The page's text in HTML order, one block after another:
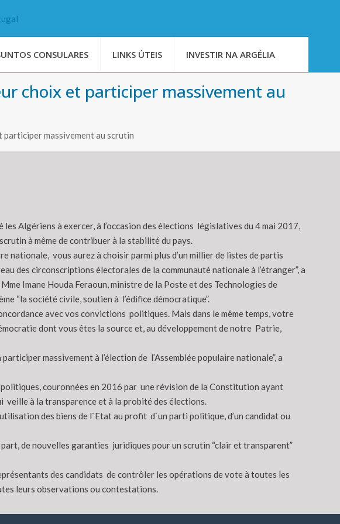
CONSULARES LINKS ÚTEIS INVESTIR NA ARGÉLIA
choix et participer massivement au
massivement au scrutin
Algériens à exercer, à l’occasion des élections législatives du 4 mai 2017,
à même de contribuer à la stabilité du pays.
nationale, vous aurez à choisir parmi plus d’un millier de listes de partis
des circonscriptions électorales de la communauté nationale à l’étranger”, a
Imane Houda Feraoun, ministre de la Poste et des Technologies de
“la société civile, soutien à l’édifice démocratique”.
avec vos convictions politiques. Mais dans le même temps, votre
dont vous êtes la source et, au développement de notre Patrie,
massivement à l’élection de l’Assemblée populaire nationale”, a
couronnées en 2016 par une révision de la Constitution ayant
veille à la transparence et à la probité des élections.
des biens de l`Etat au profit d`un parti politique, d’un candidat ou
de nouvelles garanties juridiques pour un scrutin “clair et transparent”
des candidats de contrôler les opérations de vote à toutes les
leurs observations ou contestations.